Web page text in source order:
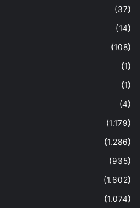
(37)
(14)
(108)
(1)
(1)
(4)
(1.179)
(1.286)
(935)
(1.602)
(1.074)